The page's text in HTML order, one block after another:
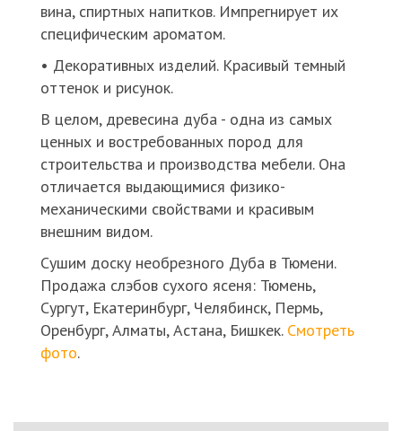
вина, спиртных напитков. Импрегнирует их
специфическим ароматом.
• Декоративных изделий. Красивый темный
оттенок и рисунок.
В целом, древесина дуба - одна из самых
ценных и востребованных пород для
строительства и производства мебели. Она
отличается выдающимися физико-
механическими свойствами и красивым
внешним видом.
Сушим доску необрезного Дуба в Тюмени.
Продажа слэбов сухого ясеня: Тюмень,
Сургут, Екатеринбург, Челябинск, Пермь,
Оренбург, Алматы, Астана, Бишкек. Смотреть
фото.